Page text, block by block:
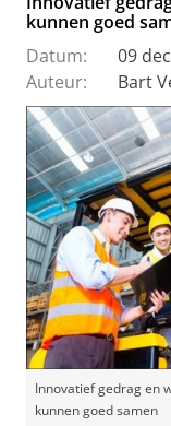
kunnen goed
Datum:
09
Auteur:
Bart
Innovatief gedrag en
kunnen goed samen